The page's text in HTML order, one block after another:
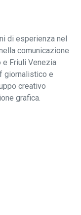
di esperienza nel
comunicazione
e Friuli Venezia
giornalistico e
creativo
grafica.